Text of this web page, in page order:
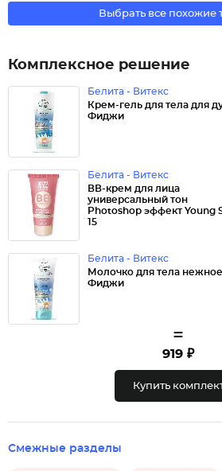
Выбрать все похожие
Комплексное решение
Белита - Витекс
Крем-гель для тела для
Фиджи
Белита - Витекс
ВВ-крем для лица
универсальный тон
Photoshop эффект Young
15
Белита - Витекс
Молочко для тела нежное
Фиджи
=
919 ₽
Купить
Смежные разделы